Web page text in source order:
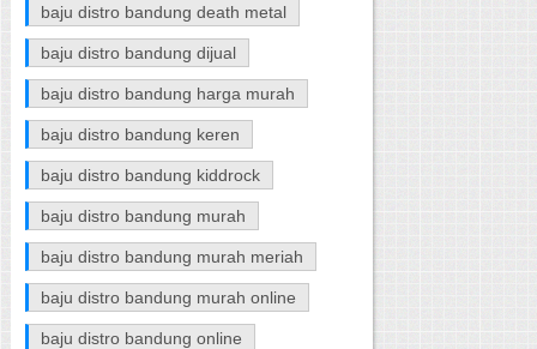
baju distro bandung death metal
baju distro bandung dijual
baju distro bandung harga murah
baju distro bandung keren
baju distro bandung kiddrock
baju distro bandung murah
baju distro bandung murah meriah
baju distro bandung murah online
baju distro bandung online